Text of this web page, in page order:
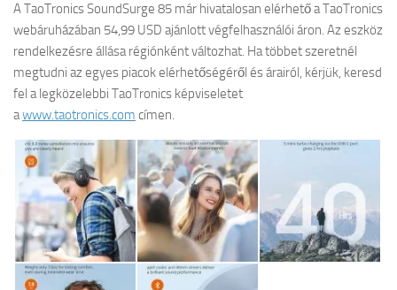
A TaoTronics SoundSurge 85 már hivatalosan elérhető a TaoTronics
webáruházában 54,99 USD ajánlott végfelhasználói áron. Az eszköz
rendelkezésre állása régiónként változhat. Ha többet szeretnél
megtudni az egyes piacok elérhetőségéről és árairól, kérjük, keresd
fel a legközelebbi TaoTronics képviseletet
awww.taotronics.com címen.